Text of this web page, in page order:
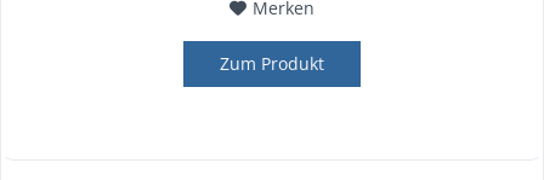
Merken
Zum Produkt